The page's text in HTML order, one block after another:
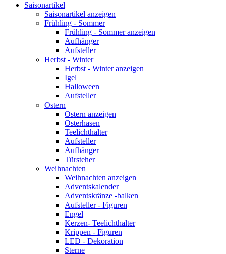
Saisonartikel
Saisonartikel anzeigen
Frühling - Sommer
Frühling - Sommer anzeigen
Aufhänger
Aufsteller
Herbst - Winter
Herbst - Winter anzeigen
Igel
Halloween
Aufsteller
Ostern
Ostern anzeigen
Osterhasen
Teelichthalter
Aufsteller
Aufhänger
Türsteher
Weihnachten
Weihnachten anzeigen
Adventskalender
Adventskränze -balken
Aufsteller - Figuren
Engel
Kerzen- Teelichthalter
Krippen - Figuren
LED - Dekoration
Sterne